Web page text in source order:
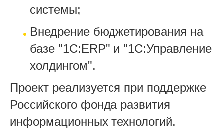
системы;
Внедрение бюджетирования на
базе "1С:ERP" и "1С:Управление
холдингом".
Проект реализуется при поддержке
Российского фонда развития
информационных технологий.